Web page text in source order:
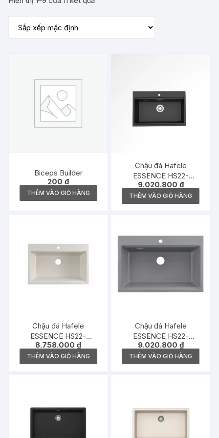
Biceps Builder
200₫
THÊM VÀO GIỎ HÀNG
Chậu đá Hafele
ESSENCE HS22-
GEN1S90M, chậu đơn,
màu đen – 577.25.330
9.020.800 ₫
THÊM VÀO GIỎ HÀNG
Chậu đá Hafele
ESSENCE HS22-
GEN1S90M, chậu đơn,
màu kem – 577.25.430
8.758.000₫
THÊM VÀO GIỎ HÀNG
Chậu đá Hafele
ESSENCE HS22-
GEN1S90M, chậu đơn,
màu xám – 577.25.530
9.020.800 ₫
THÊM VÀO GIỎ HÀNG